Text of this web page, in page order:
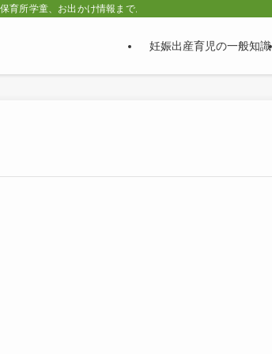
育所学童、お出かけ情報まで。
妊娠出産育児の一般知識